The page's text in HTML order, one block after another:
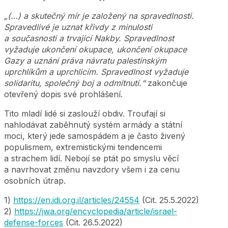
„(…) a skutečný mír je založený na spravedlnosti.
Spravedlivé je uznat křivdy z minulosti
a současnosti a trvající Nakby. Spravedlnost
vyžaduje ukončení okupace, ukončení okupace
Gazy a uznání práva návratu palestinským
uprchlíkům a uprchlicím. Spravedlnost vyžaduje
solidaritu, společný boj a odmítnutí.“zakončuje
otevřený dopis své prohlášení.
Tito mladí lidé si zaslouží obdiv. Troufají si
nahlodávat zaběhnutý systém armády a státní
moci, který jede samospádem a je často živený
populismem, extremistickými tendencemi
a strachem lidí. Nebojí se ptát po smyslu věcí
a navrhovat změnu navzdory všem i za cenu
osobních útrap.
1) https://en.idi.org.il/articles/24554 (Cit. 25.5.2022)
2) https://jwa.org/encyclopedia/article/israel-
defense-forces (Cit. 26.5.2022)